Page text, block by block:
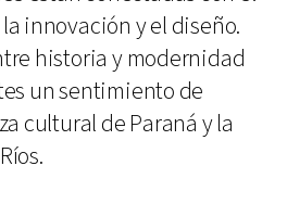
innovación y el diseño.
historia y modernidad
un sentimiento de
cultural de Paraná y la